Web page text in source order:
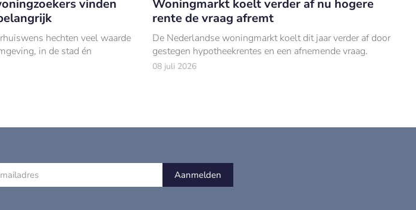
vinden
hechten veel waarde
in de stad én
Woningmarkt koelt verder af nu hogere
rente de vraag afremt
De Nederlandse woningmarkt koelt dit jaar verder af door
gestegen hypotheekrentes en een afnemende vraag.
08 juli 2026
Aanmelden